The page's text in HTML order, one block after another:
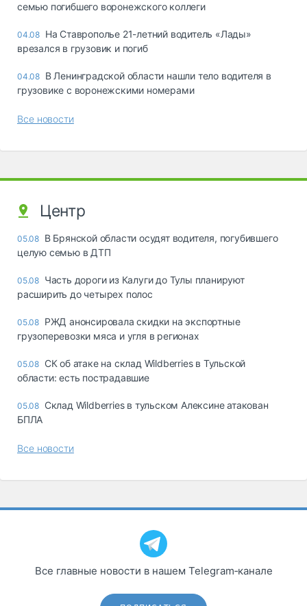
семью погибшего воронежского коллеги
04.08 На Ставрополье 21-летний водитель «Лады»
врезался в грузовик и погиб
04.08 В Ленинградской области нашли тело водителя в
грузовике с воронежскими номерами
Все новости
Центр
05.08 В Брянской области осудят водителя, погубившего
целую семью в ДТП
05.08 Часть дороги из Калуги до Тулы планируют
расширить до четырех полос
05.08 РЖД анонсировала скидки на экспортные
грузоперевозки мяса и угля в регионах
05.08 СК об атаке на склад Wildberries в Тульской
области: есть пострадавшие
05.08 Склад Wildberries в тульском Алексине атакован
БПЛА
Все новости
Все главные новости в нашем Telegram‑канале